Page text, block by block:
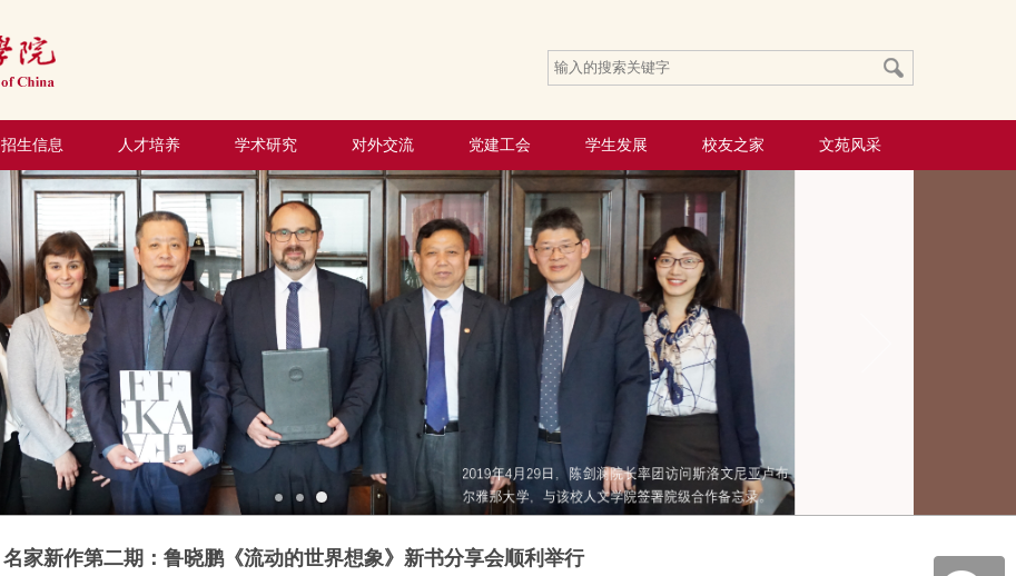
招生信息 人才培养 学术研究 对外交流 党建工会 学生发展 校友之家 文苑风采
名家新作第二期：鲁晓鹏《流动的世界想象》新书分享会顺利举行